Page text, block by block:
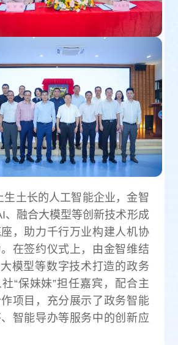
生土长的人工智能企业，金智
、融合大模型等创新技术形成
，助力千行万业构建人机协
在签约仪式上，由金智维结
模型等数字技术打造的政务
“保妹妹”担任嘉宾，配合主
项目，充分展示了政务智能
智能导办等服务中的创新应